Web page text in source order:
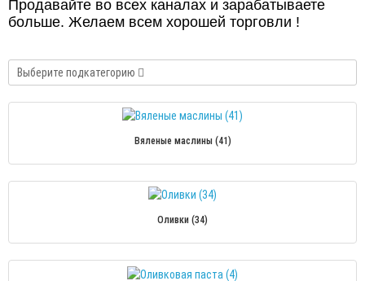
Продавайте во всех каналах и зарабатываете
больше. Желаем всем хорошей торговли !
Выберите подкатегорию
Вяленые маслины (41)
Оливки (34)